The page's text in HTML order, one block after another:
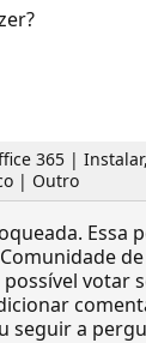
365 |
| Outro
Essa
votar
seguir a